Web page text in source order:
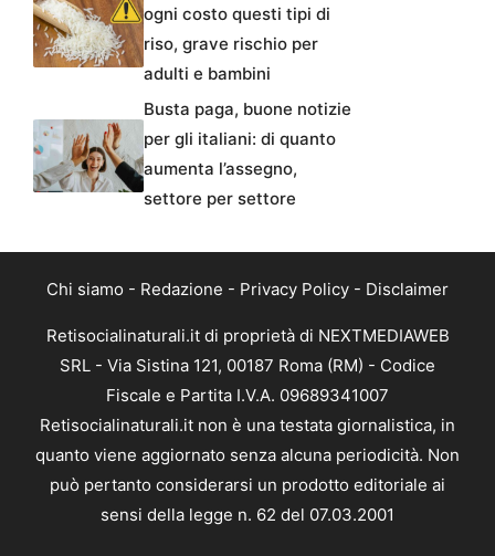
ogni costo questi tipi di
riso, grave rischio per
adulti e bambini
Busta paga, buone notizie
per gli italiani: di quanto
aumenta l’assegno,
settore per settore
Chi siamo - Redazione - Privacy Policy - Disclaimer
Retisocialinaturali.it di proprietà di NEXTMEDIAWEB
SRL - Via Sistina 121, 00187 Roma (RM) - Codice
Fiscale e Partita I.V.A. 09689341007
Retisocialinaturali.it non è una testata giornalistica, in
quanto viene aggiornato senza alcuna periodicità. Non
può pertanto considerarsi un prodotto editoriale ai
sensi della legge n. 62 del 07.03.2001